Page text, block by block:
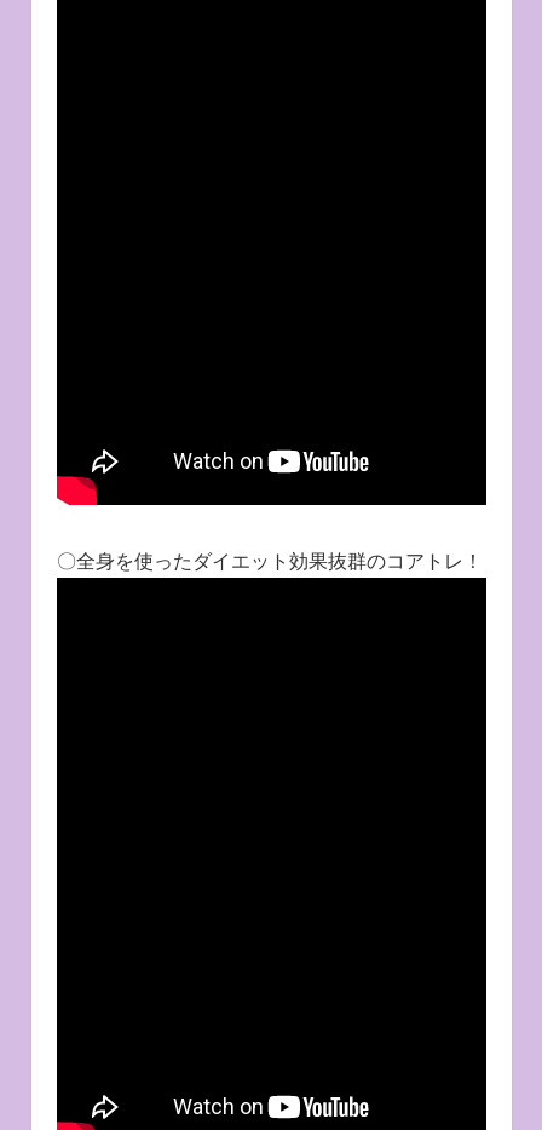
〇全身を使ったダイエット効果抜群のコアトレ！